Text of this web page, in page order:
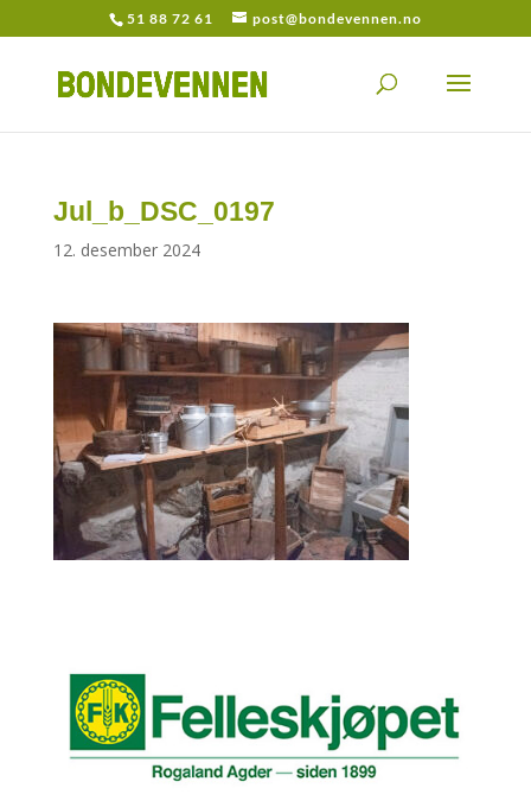
51 88 72 61 post@bondevennen.no
Jul_b_DSC_0197
12. desember 2024